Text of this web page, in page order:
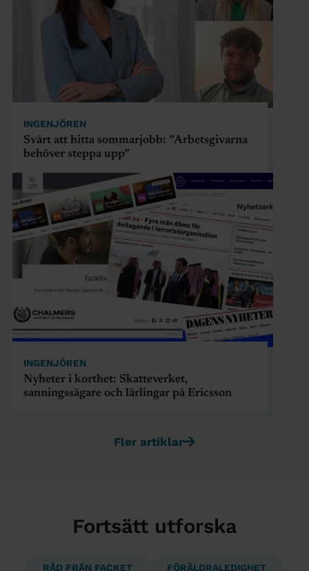
INGENJÖREN
Svårt att hitta sommarjobb: ”Arbetsgivarna
behöver steppa upp”
INGENJÖREN
Nyheter i korthet: Skatteverket,
sanningssägare och lärlingar på Ericsson
Fler artiklar
Fortsätt utforska
RÅD FRÅN FACKET FÖRÄLDRALEDIGHET